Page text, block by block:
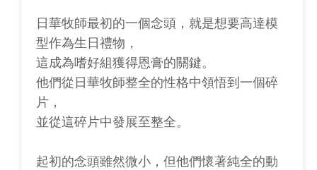
日華牧師最初的一個念頭，就是想要高達模
型作為生日禮物，
這成為嗜好組獲得恩膏的關鍵。
他們從日華牧師整全的性格中領悟到一個碎
片，
並從這碎片中發展至整全。
起初的念頭雖然微小，但他們懷著純全的動